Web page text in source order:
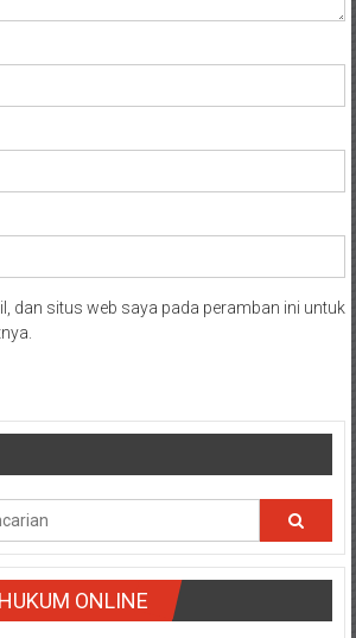
dan situs web saya pada peramban ini untuk
ONLINE